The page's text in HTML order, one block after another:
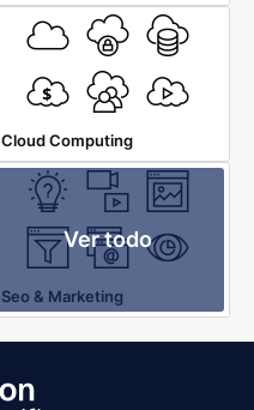
Cloud Computing
Ver todo
Seo & Marketing